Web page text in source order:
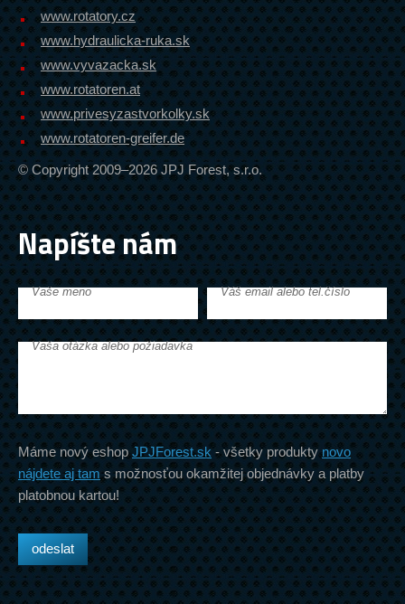
www.rotatory.cz
www.hydraulicka-ruka.sk
www.vyvazacka.sk
www.rotatoren.at
www.privesyzastvorkolky.sk
www.rotatoren-greifer.de
© Copyright 2009–2026 JPJ Forest, s.r.o.
Napíšte nám
Vaše meno Váš email alebo tel.číslo
Vaša otázka alebo požiadavka
Máme nový eshopJPJForest.sk- všetky produktynovo
nájdete aj tams možnosťou okamžitej objednávky a platby
platobnou kartou!